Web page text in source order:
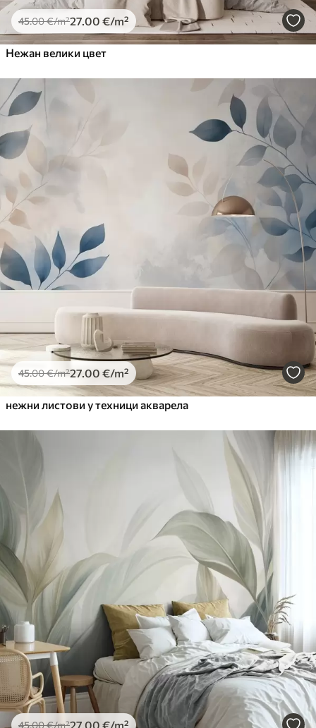
81.6749.00€/m²
45.00€/m²27 .00 €/m²
Нежан велики цвет
45.00€/m²27.00 €/m²
нежни листови у техници акварела
45.00€/m²27 .00 €/m²